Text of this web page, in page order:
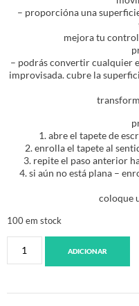
– proporcióna una
mejora tu
– podrás convertir cualquier
improvisada. cubre la
1. abre el tapete de
2. enrolla el tapete al
3. repite el paso anterior
4. si aún no está plana –
coloque
100 em stock
ADICIONAR